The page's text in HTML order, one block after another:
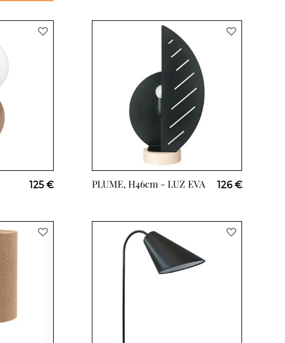
125 € PLUME, H46cm - LUZ EVA 126 €